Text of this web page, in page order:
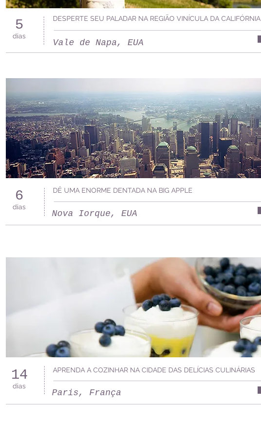
5
dias
DESPERTE SEU PALADAR NA REGIÃO VINÍCULA DA CALIFÓRNIA
Vale de Napa, EUA
Nova Iorque, EUA
DÊ UMA ENORME DENTADA NA BIG APPLE
6
dias
14
dias
APRENDA A COZINHAR NA CIDADE DAS DELÍCIAS CULINÁRIAS
Paris, França